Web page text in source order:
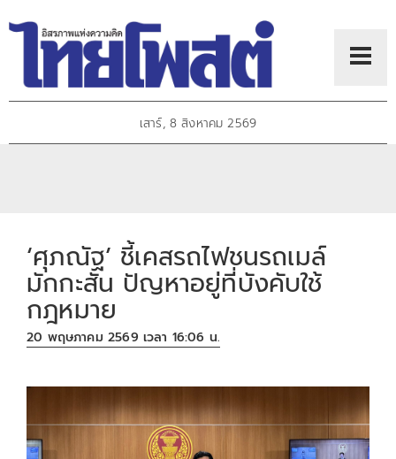
เสาร์, 8 สิงหาคม 2569
‘ศุภณัฐ’ ชี้เคสรถไฟชนรถเมล์
มักกะสัน ปัญหาอยู่ที่บังคับใช้
กฎหมาย
20 พฤษภาคม 2569 เวลา 16:06 น.